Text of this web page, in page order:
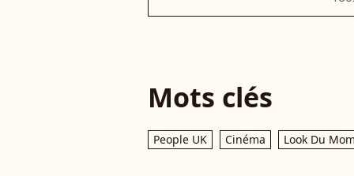
Mots clés
People UK Cinéma Look Du